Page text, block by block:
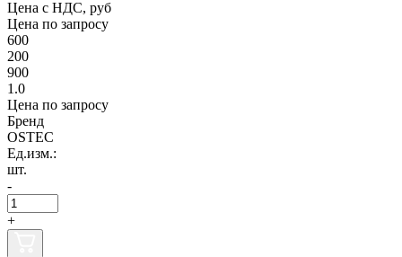
Цена с НДС, руб
Цена по запросу
600
200
900
1.0
Цена по запросу
Бренд
OSTEC
Ед.изм.:
шт.
-
+